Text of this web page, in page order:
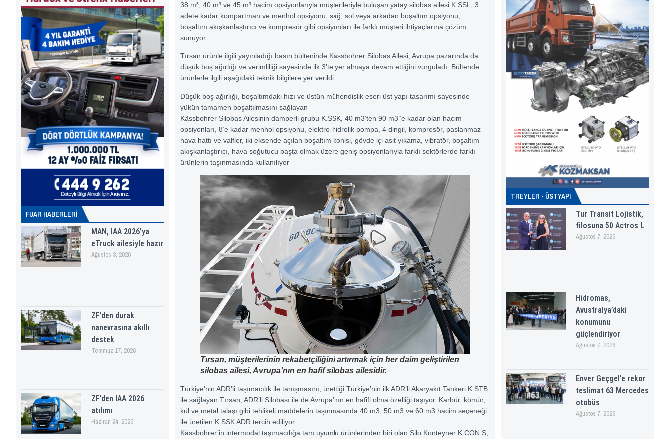
FUAR HABERLERI
MAN, IAA 2026’ya
eTruck ailesiyle hazır
Ağustos 3, 2026
ZF’den durak
nanevrasına akıllı
destek
Temmuz 17, 2026
ZF’den IAA 2026
atılımı
Haziran 24, 2026
38 m³, 40 m³ ve 45 m³ hacim opsiyonlarıyla müşterileriyle buluşan yatay silobas ailesi K.SSL, 3
adete kadar kompartman ve menhol opsiyonu, sağ, sol veya arkadan boşaltım opsiyonu,
boşaltım akışkanlaştırıcı ve kompresör gibi opsiyonları ile farklı müşteri ihtiyaçlarına çözüm
sunuyor.
Tırsan ürünle ilgili yayınladığı basın bülteninde Kässbohrer Silobas Ailesi, Avrupa pazarında da
düşük boş ağırlığı ve verimliliği sayesinde ilk 3’te yer almaya devam ettiğini vurguladı. Bültende
ürünlerle ilgili aşağıdaki teknik bilgilere yer verildi.
Düşük boş ağırlığı, boşaltımdaki hızı ve üstün mühendislik eseri üst yapı tasarımı sayesinde
yükün tamamen boşaltılmasını sağlayan
Kässbohrer Silobas Ailesinin damperli grubu K.SSK, 40 m3‘ten 90 m3’’e kadar olan hacim
opsiyonları, 8’e kadar menhol opsiyonu, elektro-hidrolik pompa, 4 dingil, kompresör, paslanmaz
hava hattı ve valfler, iki eksende açılan boşaltım konisi, gövde içi asit yıkama, vibratör, boşaltım
akışkanlaştırıcı, hava soğutucu başta olmak üzere geniş opsiyonlarıyla farklı sektörlerde farklı
ürünlerin taşınmasında kullanılıyor
Tırsan, müşterilerinin rekabetçiliğini artırmak için her daim geliştirilen
silobas ailesi, Avrupa’nın en hafif silobas ailesidir.
Türkiye’nin ADR’li taşımacılık ile tanışmasını, ürettiği Türkiye’nin ilk ADR’li Akaryakıt Tankeri K.STB
ile sağlayan Tırsan, ADR’li Silobası ile de Avrupa’nın en hafifi olma özelliği taşıyor. Karbür, kömür,
kül ve metal talaşı gibi tehlikeli maddelerin taşınmasında 40 m3, 50 m3 ve 60 m3 hacim seçeneği
ile üretilen K.SSK ADR tercih ediliyor.
Kässbohrer’in intermodal taşımacılığa tam uyumlu ürünlerinden biri olan Silo Konteyner K.CON S,
TREYLER - ÜSTYAPI
Tur Transit Lojistik,
filosuna 50 Actros L
Ağustos 7, 2026
Hidromas,
Avustralya’daki
konumunu
güçlendiriyor
Ağustos 7, 2026
Enver Geçgel’e rekor
teslimat 63 Mercedes
otobüs
Ağustos 7, 2026